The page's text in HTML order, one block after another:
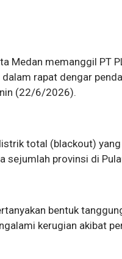
Medan memanggil PT
rapat dengar
(22/6/2026).
total (blackout)
sejumlah provinsi di
bentuk
kerugian akibat